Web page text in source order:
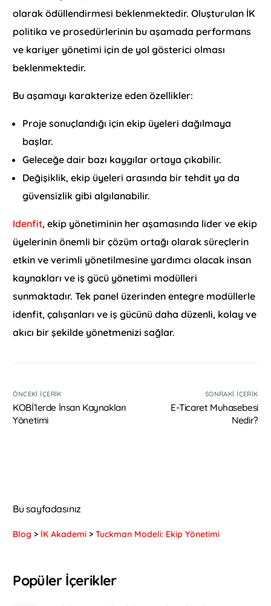
olarak ödüllendirmesi beklenmektedir. Oluşturulan İK
politika ve prosedürlerinin bu aşamada performans
ve kariyer yönetimi için de yol gösterici olması
beklenmektedir.
Bu aşamayı karakterize eden özellikler:
Proje sonuçlandığı için ekip üyeleri dağılmaya
başlar.
Geleceğe dair bazı kaygılar ortaya çıkabilir.
Değişiklik, ekip üyeleri arasında bir tehdit ya da
güvensizlik gibi algılanabilir.
Idenfit, ekip yönetiminin her aşamasında lider ve ekip
üyelerinin önemli bir çözüm ortağı olarak süreçlerin
etkin ve verimli yönetilmesine yardımcı olacak insan
kaynakları ve iş gücü yönetimi modülleri
sunmaktadır. Tek panel üzerinden entegre modüllerle
idenfit, çalışanları ve iş gücünü daha düzenli, kolay ve
akıcı bir şekilde yönetmenizi sağlar.
ÖNCEKI İÇERIK
KOBİ’lerde İnsan Kaynakları
Yönetimi
SONRAKI İÇERIK
E-Ticaret Muhasebesi
Nedir?
Bu sayfadasınız
Blog > İK Akademi >Tuckman Modeli: Ekip Yönetimi
Popüler İçerikler